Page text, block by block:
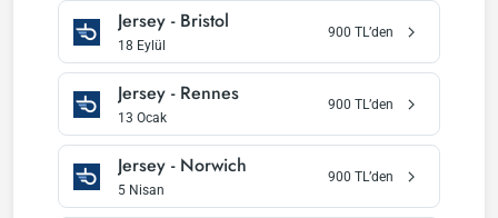
Jersey - Bristol
18 Eylül
900 TL’den
Jersey - Rennes
13 Ocak
900 TL’den
Jersey - Norwich
5 Nisan
900 TL’den